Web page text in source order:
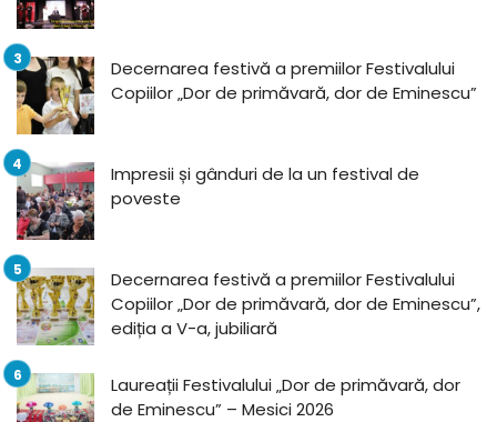
Decernarea festivă a premiilor Festivalului
Copiilor „Dor de primăvară, dor de Eminescu”
Impresii și gânduri de la un festival de
poveste
Decernarea festivă a premiilor Festivalului
Copiilor „Dor de primăvară, dor de Eminescu”,
ediția a V-a, jubiliară
Laureații Festivalului „Dor de primăvară, dor
de Eminescu” – Mesici 2026